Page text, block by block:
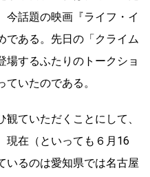
今話題の映画『ライフ・イ
である。先日の「クライム
場するふたりのトークショ
いたのである。
ていただくことにして、
現在（といっても６月16
いるのは愛知県では名古屋